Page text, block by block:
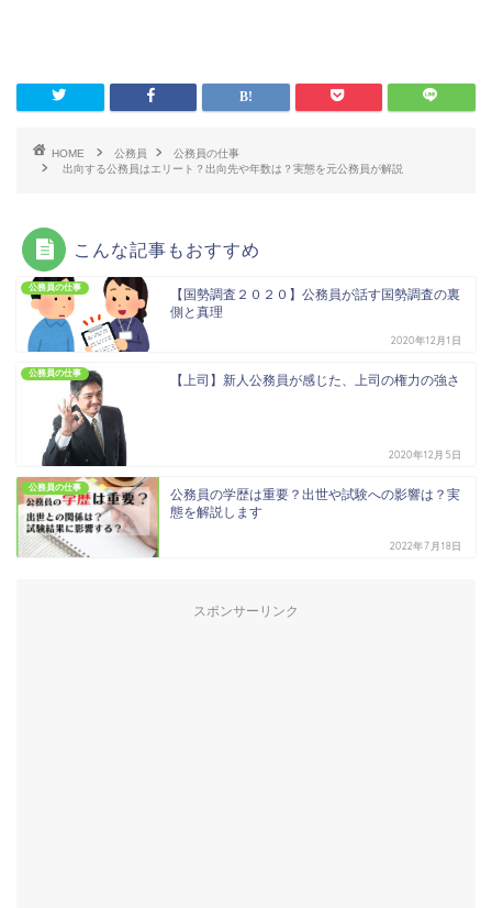
HOME 公務員
公務員の仕事
出向する公務員はエリート？出向先や年数は？実態を元公務員が解説
こんな記事もおすすめ
公務員の仕事
【国勢調査２０２０】公務員が話す国勢調査の裏
側と真理
2020年12月1日
公務員の仕事 【上司】新人公務員が感じた、上司の権力の強さ
2020年12月5日
公務員の仕事
公務員の学歴は重要？出世や試験への影響は？実
態を解説します
2022年7月18日
スポンサーリンク